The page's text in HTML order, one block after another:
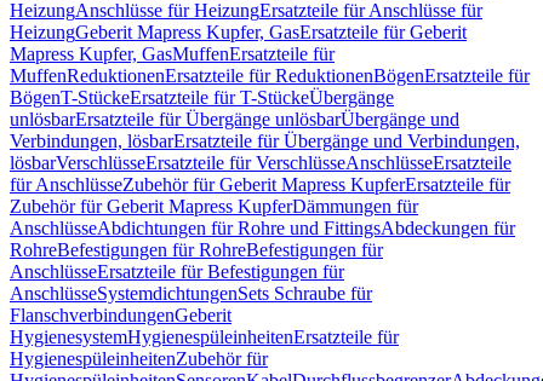
HeizungAnschlüsse für HeizungErsatzteile für Anschlüsse für
HeizungGeberit Mapress Kupfer, GasErsatzteile für Geberit
Mapress Kupfer, GasMuffenErsatzteile für
MuffenReduktionenErsatzteile für ReduktionenBögenErsatzteile für
BögenT-StückeErsatzteile für T-StückeÜbergänge
unlösbarErsatzteile für Übergänge unlösbarÜbergänge und
Verbindungen, lösbarErsatzteile für Übergänge und Verbindungen,
lösbarVerschlüsseErsatzteile für VerschlüsseAnschlüsseErsatzteile
für AnschlüsseZubehör für Geberit Mapress KupferErsatzteile für
Zubehör für Geberit Mapress KupferDämmungen für
AnschlüsseAbdichtungen für Rohre und FittingsAbdeckungen für
RohreBefestigungen für RohreBefestigungen für
AnschlüsseErsatzteile für Befestigungen für
AnschlüsseSystemdichtungenSets Schraube für
FlanschverbindungenGeberit
HygienesystemHygienespüleinheitenErsatzteile für
HygienespüleinheitenZubehör für